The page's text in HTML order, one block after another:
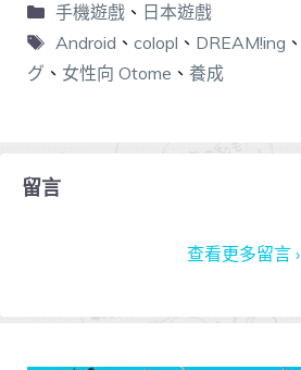
手機遊戲、 日本遊戲
Android 、 colopl 、 DREAM!ing 、
グ 、 女性向 Otome 、 養成
留言
查看更多留言 ›